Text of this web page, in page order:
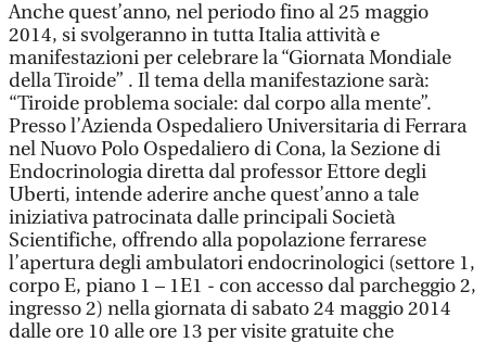
Anche quest’anno, nel periodo fino al 25 maggio
2014, si svolgeranno in tutta Italia attività e
manifestazioni per celebrare la “Giornata Mondiale
della Tiroide” . Il tema della manifestazione sarà:
“Tiroide problema sociale: dal corpo alla mente”.
Presso l’Azienda Ospedaliero Universitaria di Ferrara
nel Nuovo Polo Ospedaliero di Cona, la Sezione di
Endocrinologia diretta dal professor Ettore degli
Uberti, intende aderire anche quest’anno a tale
iniziativa patrocinata dalle principali Società
Scientifiche, offrendo alla popolazione ferrarese
l’apertura degli ambulatori endocrinologici (settore 1,
corpo E, piano 1 – 1E1 - con accesso dal parcheggio 2,
ingresso 2) nella giornata di sabato 24 maggio 2014
dalle ore 10 alle ore 13 per visite gratuite che